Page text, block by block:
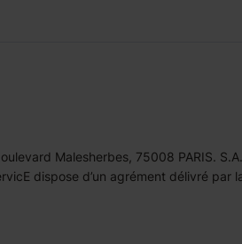
Malesherbes, 75008 PARIS.
dispose d’un agrément délivré par